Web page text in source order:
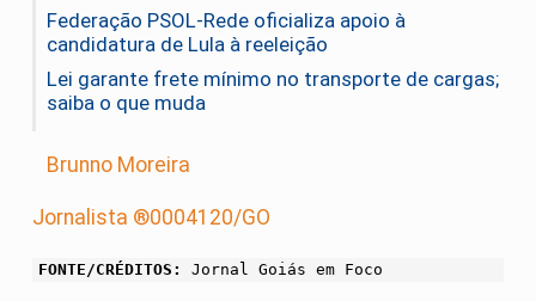
Federação PSOL-Rede oficializa apoio à
candidatura de Lula à reeleição
Lei garante frete mínimo no transporte de cargas;
saiba o que muda
Brunno Moreira
Jornalista ®0004120/GO
FONTE/CRÉDITOS: Jornal Goiás em Foco